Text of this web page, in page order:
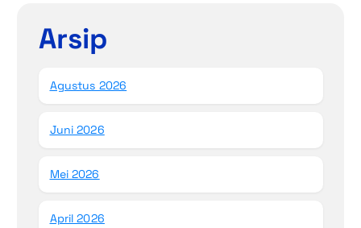
Arsip
Agustus 2026
Juni 2026
Mei 2026
April 2026